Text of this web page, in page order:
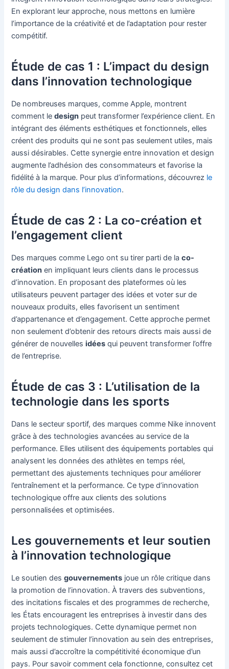
En explorant leur approche, nous mettons en lumière
l’importance de la créativité et de l’adaptation pour rester
compétitif.
Étude de cas 1 : L’impact du design
dans l’innovation technologique
De nombreuses marques, comme Apple, montrent
comment ledesign peut transformer l’expérience client. En
intégrant des éléments esthétiques et fonctionnels, elles
créent des produits qui ne sont pas seulement utiles, mais
aussi désirables. Cette synergie entre innovation et design
augmente l’adhésion des consommateurs et favorise la
fidélité à la marque. Pour plus d’informations, découvrez le
rôle du design dans l’innovation.
Étude de cas 2 : La co-création et
l’engagement client
Des marques comme Lego ont su tirer parti de laco-
création en impliquant leurs clients dans le processus
d’innovation. En proposant des plateformes où les
utilisateurs peuvent partager des idées et voter sur de
nouveaux produits, elles favorisent un sentiment
d’appartenance et d’engagement. Cette approche permet
non seulement d’obtenir des retours directs mais aussi de
générer de nouvellesidées qui peuvent transformer l’offre
de l’entreprise.
Étude de cas 3 : L’utilisation de la
technologie dans les sports
Dans le secteur sportif, des marques comme Nike innovent
grâce à des technologies avancées au service de la
performance. Elles utilisent des équipements portables qui
analysent les données des athlètes en temps réel,
permettant des ajustements techniques pour améliorer
l’entraînement et la performance. Ce type d’innovation
technologique offre aux clients des solutions
personnalisées et optimisées.
Les gouvernements et leur soutien
à l’innovation technologique
Le soutien desgouvernements joue un rôle critique dans
la promotion de l’innovation. À travers des subventions,
des incitations fiscales et des programmes de recherche,
les États encouragent les entreprises à investir dans des
projets technologiques. Cette dynamique permet non
seulement de stimuler l’innovation au sein des entreprises,
mais aussi d’accroître la compétitivité économique d’un
pays. Pour savoir comment cela fonctionne, consultez cet